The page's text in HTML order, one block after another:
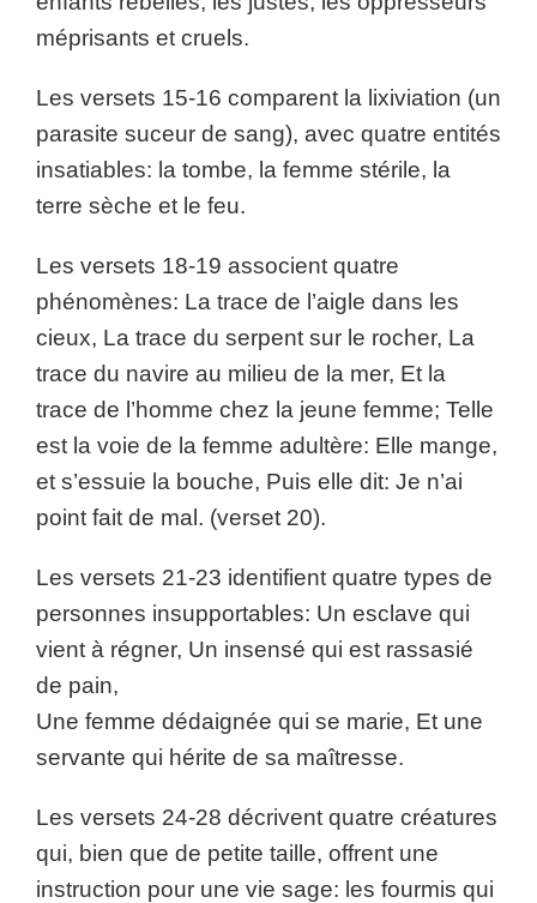
méprisants et cruels.
Les versets 15-16 comparent la lixiviation (un
parasite suceur de sang), avec quatre entités
insatiables: la tombe, la femme stérile, la
terre sèche et le feu.
Les versets 18-19 associent quatre
phénomènes: La trace de l’aigle dans les
cieux, La trace du serpent sur le rocher, La
trace du navire au milieu de la mer, Et la
trace de l’homme chez la jeune femme; Telle
est la voie de la femme adultère: Elle mange,
et s’essuie la bouche, Puis elle dit: Je n’ai
point fait de mal. (verset 20).
Les versets 21-23 identifient quatre types de
personnes insupportables: Un esclave qui
vient à régner, Un insensé qui est rassasié
de pain,
Une femme dédaignée qui se marie, Et une
servante qui hérite de sa maîtresse.
Les versets 24-28 décrivent quatre créatures
qui, bien que de petite taille, offrent une
instruction pour une vie sage: les fourmis qui